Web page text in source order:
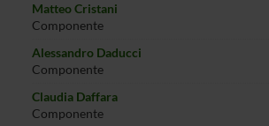
Matteo Cristani
Componente
Alessandro Daducci
Componente
Claudia Daffara
Componente